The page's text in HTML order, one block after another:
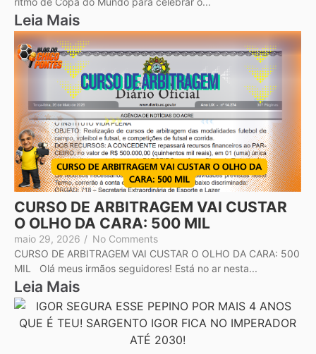
Leia Mais
CURSO DE ARBITRAGEM VAI CUSTAR
O OLHO DA CARA: 500 MIL
maio 29, 2026 / No Comments
CURSO DE ARBITRAGEM VAI CUSTAR O OLHO DA CARA: 500
MIL Olá meus irmãos seguidores! Está no ar nesta...
Leia Mais